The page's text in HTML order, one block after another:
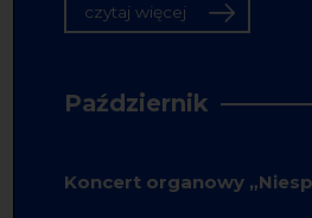
czytaj więcej
Październik
Koncert organowy